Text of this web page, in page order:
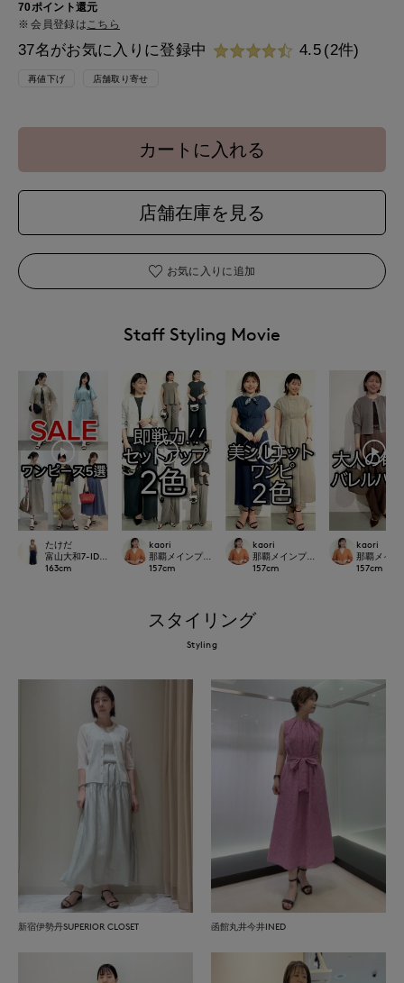
70ポイント還元
会員登録は こちら
37名がお気に入りに登録中 4.5 (2件)
再値下げ 店舗取り寄せ
カートに入れる
店舗在庫を見る
お気に入りに追加
Staff Styling Movie
たけだ
富山大和7-IDconcept.
163cm
kaori
那覇メインプレイスI.T.'S.international
157cm
kaori
那覇メインプレイス
157cm
kaori
那覇メイ
157cm
スタイリング
Styling
新宿伊勢丹SUPERIOR CLOSET 函館丸井今井INED